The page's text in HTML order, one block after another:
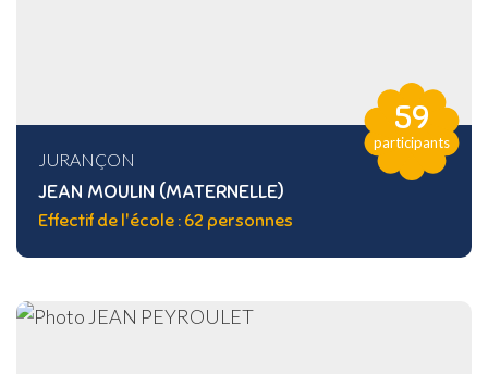
59
participants
JURANÇON
JEAN MOULIN (MATERNELLE)
Effectif de l'école : 62 personnes